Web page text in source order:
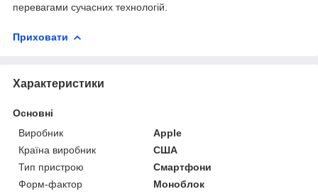
перевагами сучасних технологій.
Приховати
Характеристики
Основні
Виробник
Apple
Країна виробник
США
Тип пристрою
Смартфони
Форм-фактор
Моноблок